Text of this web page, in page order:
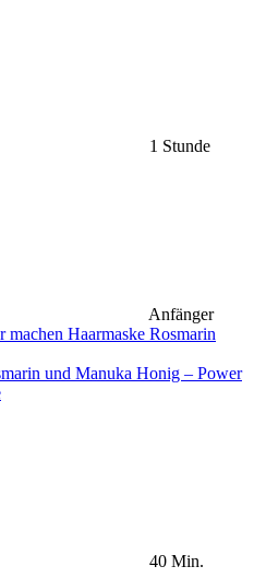
1 Stunde
Anfänger
und Manuka Honig – Power
40 Min.